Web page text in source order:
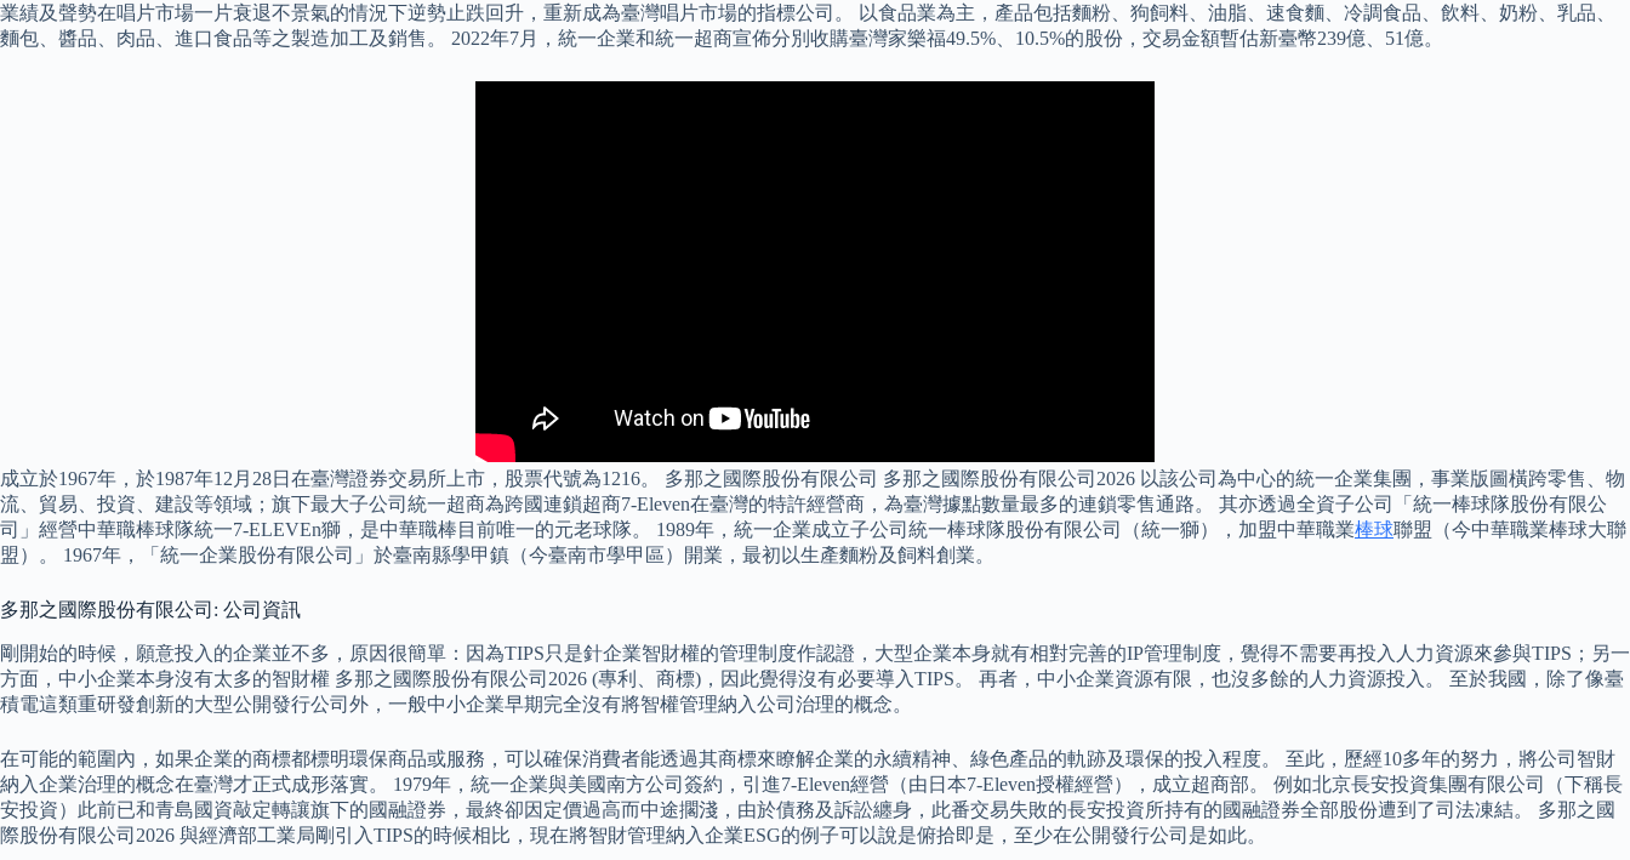
業績及聲勢在唱片市場一片衰退不景氣的情況下逆勢止跌回升，重新成為臺灣唱片市場的指標公司。 以食品業為主，產品包括麵粉、狗飼料、油脂、速食麵、冷調食品、飲料、奶粉、乳品、
麵包、醬品、肉品、進口食品等之製造加工及銷售。 2022年7月，統一企業和統一超商宣佈分別收購臺灣家樂福49.5%、10.5%的股份，交易金額暫估新臺幣239億、51億。
成立於1967年，於1987年12月28日在臺灣證券交易所上市，股票代號為1216。 多那之國際股份有限公司 多那之國際股份有限公司2026 以該公司為中心的統一企業集團，事業版圖橫跨零售、物
流、貿易、投資、建設等領域；旗下最大子公司統一超商為跨國連鎖超商7-Eleven在臺灣的特許經營商，為臺灣據點數量最多的連鎖零售通路。 其亦透過全資子公司「統一棒球隊股份有限公
司」經營中華職棒球隊統一7-ELEVEn獅，是中華職棒目前唯一的元老球隊。 1989年，統一企業成立子公司統一棒球隊股份有限公司（統一獅），加盟中華職業棒球聯盟（今中華職業棒球大聯
盟）。 1967年，「統一企業股份有限公司」於臺南縣學甲鎮（今臺南市學甲區）開業，最初以生產麵粉及飼料創業。
多那之國際股份有限公司: 公司資訊
剛開始的時候，願意投入的企業並不多，原因很簡單：因為TIPS只是針企業智財權的管理制度作認證，大型企業本身就有相對完善的IP管理制度，覺得不需要再投入人力資源來參與TIPS；另一
方面，中小企業本身沒有太多的智財權 多那之國際股份有限公司2026 (專利、商標)，因此覺得沒有必要導入TIPS。 再者，中小企業資源有限，也沒多餘的人力資源投入。 至於我國，除了像臺
積電這類重研發創新的大型公開發行公司外，一般中小企業早期完全沒有將智權管理納入公司治理的概念。
在可能的範圍內，如果企業的商標都標明環保商品或服務，可以確保消費者能透過其商標來瞭解企業的永續精神、綠色產品的軌跡及環保的投入程度。 至此，歷經10多年的努力，將公司智財
納入企業治理的概念在臺灣才正式成形落實。 1979年，統一企業與美國南方公司簽約，引進7-Eleven經營（由日本7-Eleven授權經營），成立超商部。 例如北京長安投資集團有限公司（下稱長
安投資）此前已和青島國資敲定轉讓旗下的國融證券，最終卻因定價過高而中途擱淺，由於債務及訴訟纏身，此番交易失敗的長安投資所持有的國融證券全部股份遭到了司法凍結。 多那之國
際股份有限公司2026 與經濟部工業局剛引入TIPS的時候相比，現在將智財管理納入企業ESG的例子可以說是俯拾即是，至少在公開發行公司是如此。